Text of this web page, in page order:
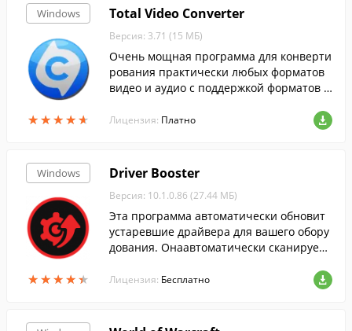
Windows
★★★★★
★★★★★
Total Video Converter
Версия: 3.71 (15 МБ)
Очень мощная программа для конверти
рования практически любых форматов
видео и аудио с поддержкой форматов д
Лицензия: Платно
Windows
★★★★★
★★★★★
Driver Booster
Версия: 10.1.0.86 (27.44 МБ)
Эта программа автоматически обновит
устаревшие драйвера для вашего обору
дования. Онаавтоматически сканирует
йвера....
Лицензия: Бесплатно